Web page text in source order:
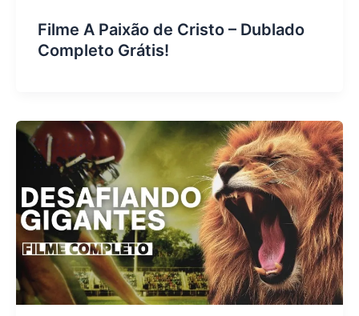
Filme A Paixão de Cristo – Dublado
Completo Grátis!